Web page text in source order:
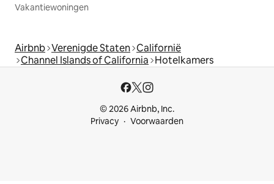
Vakantiewoningen
Airbnb Verenigde Staten Californië
Channel Islands of California Hotelkamers
© 2026 Airbnb, Inc.
Privacy
Voorwaarden